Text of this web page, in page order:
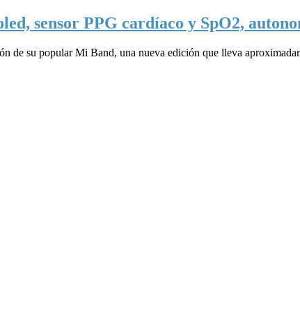
sensor PPG cardíaco y SpO2,
de su popular Mi Band, una nueva edición que lleva